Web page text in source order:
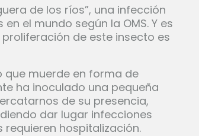
de los ríos”, una infección
el mundo según la OMS. Y es
de este insecto es
que muerde en forma de
ha inoculado una pequeña
de su presencia,
dar lugar infecciones
hospitalización.